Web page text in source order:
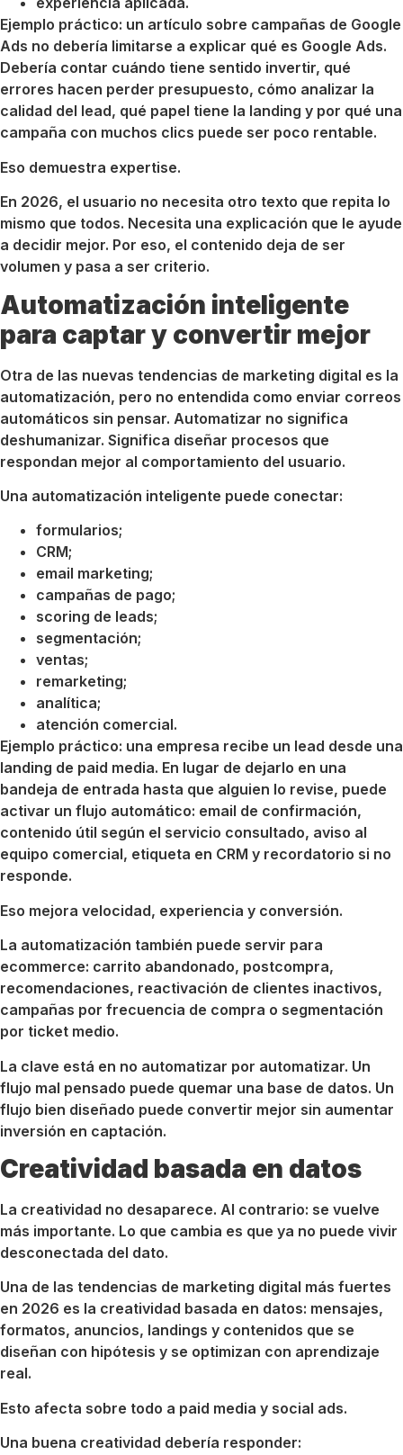
Ejemplo práctico: un artículo sobre campañas de Google
Ads no debería limitarse a explicar qué es Google Ads.
Debería contar cuándo tiene sentido invertir, qué
errores hacen perder presupuesto, cómo analizar la
calidad del lead, qué papel tiene la landing y por qué una
campaña con muchos clics puede ser poco rentable.
Eso demuestra expertise.
En 2026, el usuario no necesita otro texto que repita lo
mismo que todos. Necesita una explicación que le ayude
a decidir mejor. Por eso, el contenido deja de ser
volumen y pasa a ser criterio.
Automatización inteligente
para captar y convertir mejor
Otra de las nuevas tendencias de marketing digital es la
automatización, pero no entendida como enviar correos
automáticos sin pensar. Automatizar no significa
deshumanizar. Significa diseñar procesos que
respondan mejor al comportamiento del usuario.
Una automatización inteligente puede conectar:
formularios;
CRM;
email marketing;
campañas de pago;
scoring de leads;
segmentación;
ventas;
remarketing;
analítica;
atención comercial.
Ejemplo práctico: una empresa recibe un lead desde una
landing de paid media. En lugar de dejarlo en una
bandeja de entrada hasta que alguien lo revise, puede
activar un flujo automático: email de confirmación,
contenido útil según el servicio consultado, aviso al
equipo comercial, etiqueta en CRM y recordatorio si no
responde.
Eso mejora velocidad, experiencia y conversión.
La automatización también puede servir para
ecommerce: carrito abandonado, postcompra,
recomendaciones, reactivación de clientes inactivos,
campañas por frecuencia de compra o segmentación
por ticket medio.
La clave está en no automatizar por automatizar. Un
flujo mal pensado puede quemar una base de datos. Un
flujo bien diseñado puede convertir mejor sin aumentar
inversión en captación.
Creatividad basada en datos
La creatividad no desaparece. Al contrario: se vuelve
más importante. Lo que cambia es que ya no puede vivir
desconectada del dato.
Una de las tendencias de marketing digital más fuertes
en 2026 es la creatividad basada en datos: mensajes,
formatos, anuncios, landings y contenidos que se
diseñan con hipótesis y se optimizan con aprendizaje
real.
Esto afecta sobre todo a paid media y social ads.
Una buena creatividad debería responder: